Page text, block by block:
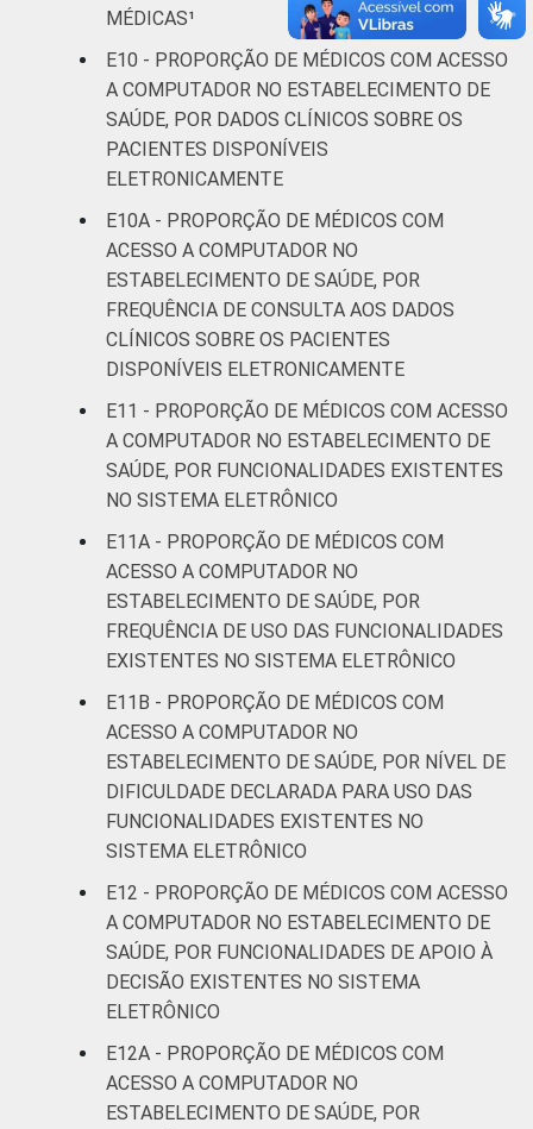
MÉDICAS¹
E10 - PROPORÇÃO DE MÉDICOS COM ACESSO
A COMPUTADOR NO ESTABELECIMENTO DE
SAÚDE, POR DADOS CLÍNICOS SOBRE OS
PACIENTES DISPONÍVEIS
ELETRONICAMENTE
E10A - PROPORÇÃO DE MÉDICOS COM
ACESSO A COMPUTADOR NO
ESTABELECIMENTO DE SAÚDE, POR
FREQUÊNCIA DE CONSULTA AOS DADOS
CLÍNICOS SOBRE OS PACIENTES
DISPONÍVEIS ELETRONICAMENTE
E11 - PROPORÇÃO DE MÉDICOS COM ACESSO
A COMPUTADOR NO ESTABELECIMENTO DE
SAÚDE, POR FUNCIONALIDADES EXISTENTES
NO SISTEMA ELETRÔNICO
E11A - PROPORÇÃO DE MÉDICOS COM
ACESSO A COMPUTADOR NO
ESTABELECIMENTO DE SAÚDE, POR
FREQUÊNCIA DE USO DAS FUNCIONALIDADES
EXISTENTES NO SISTEMA ELETRÔNICO
E11B - PROPORÇÃO DE MÉDICOS COM
ACESSO A COMPUTADOR NO
ESTABELECIMENTO DE SAÚDE, POR NÍVEL DE
DIFICULDADE DECLARADA PARA USO DAS
FUNCIONALIDADES EXISTENTES NO
SISTEMA ELETRÔNICO
E12 - PROPORÇÃO DE MÉDICOS COM ACESSO
A COMPUTADOR NO ESTABELECIMENTO DE
SAÚDE, POR FUNCIONALIDADES DE APOIO À
DECISÃO EXISTENTES NO SISTEMA
ELETRÔNICO
E12A - PROPORÇÃO DE MÉDICOS COM
ACESSO A COMPUTADOR NO
ESTABELECIMENTO DE SAÚDE, POR